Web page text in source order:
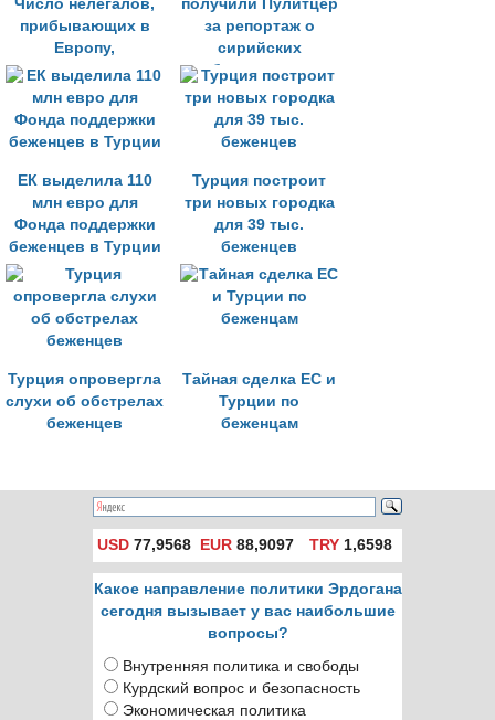
Число нелегалов,
прибывающих в
Европу,
сократилось
получили Пулитцер
за репортаж о
сирийских
беженцах из
Турции
ЕК выделила 110
млн евро для
Фонда поддержки
беженцев в Турции
Турция построит
три новых городка
для 39 тыс.
беженцев
Турция опровергла
слухи об обстрелах
беженцев
Тайная сделка ЕС и
Турции по
беженцам
USD 77,9568 EUR 88,9097 TRY1,6598
Какое направление политики Эрдогана
сегодня вызывает у вас наибольшие
вопросы?
Внутренняя политика и свободы
Курдский вопрос и безопасность
Экономическая политика